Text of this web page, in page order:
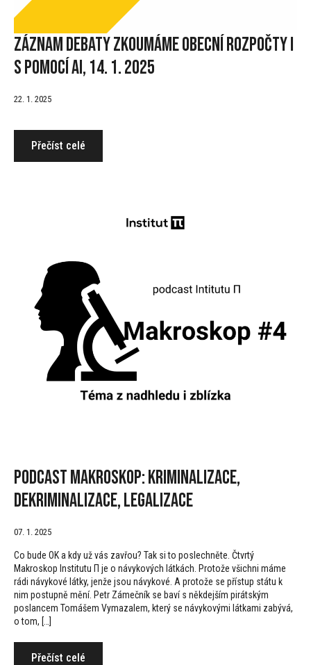
Záznam debaty Zkoumáme obecní rozpočty i
s pomocí AI, 14. 1. 2025
22. 1. 2025
Přečíst celé
Podcast Makroskop: Kriminalizace,
dekriminalizace, legalizace
07. 1. 2025
Co bude OK a kdy už vás zavřou? Tak si to poslechněte. Čtvrtý
Makroskop Institutu Π je o návykových látkách. Protože všichni máme
rádi návykové látky, jenže jsou návykové. A protože se přístup státu k
nim postupně mění. Petr Zámečník se baví s někdejším pirátským
poslancem Tomášem Vymazalem, který se návykovými látkami zabývá,
o tom, […]
Přečíst celé